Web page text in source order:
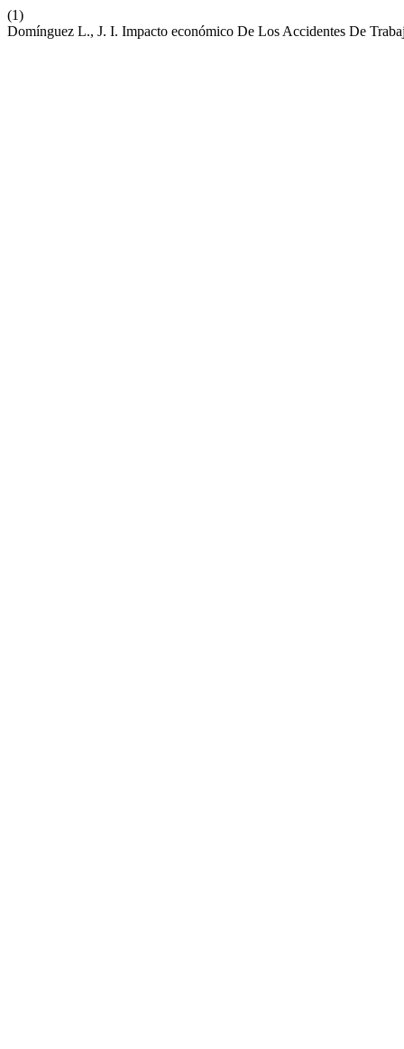
(1)
Domínguez L., J. I. Impacto económico De Los Accidentes De